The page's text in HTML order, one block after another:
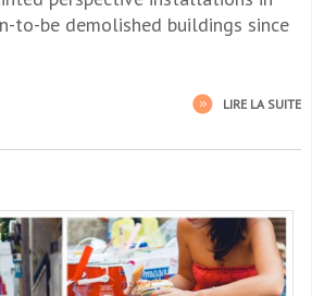
to-be demolished buildings since
LIRE LA SUITE